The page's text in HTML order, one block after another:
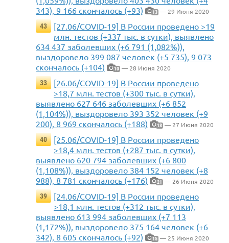
343), 9 166 скончалось (+93)
13 — 29 Июня 2020
43
[27.06/COVID-19] В России проведено >19
млн. тестов (+337 тыс. в сутки), выявлено
634 437 заболевших (+6 791 (1,082%)),
выздоровело 399 087 человек (+5 735), 9 073
скончалось (+104)
10 — 28 Июня 2020
33
[26.06/COVID-19] В России проведено
>18,7 млн. тестов (+300 тыс. в сутки),
выявлено 627 646 заболевших (+6 852
(1,104%)), выздоровело 393 352 человек (+9
200), 8 969 скончалось (+188)
18 — 27 Июня 2020
40
[25.06/COVID-19] В России проведено
>18,4 млн. тестов (+287 тыс. в сутки),
выявлено 620 794 заболевших (+6 800
(1,108%)), выздоровело 384 152 человек (+8
988), 8 781 скончалось (+176)
21 — 26 Июня 2020
39
[24.06/COVID-19] В России проведено
>18,1 млн. тестов (+312 тыс. в сутки),
выявлено 613 994 заболевших (+7 113
(1,172%)), выздоровело 375 164 человек (+6
342), 8 605 скончалось (+92)
15 — 25 Июня 2020